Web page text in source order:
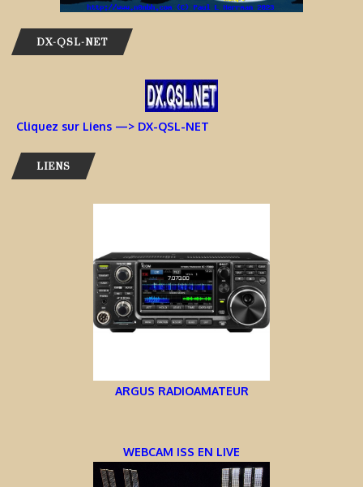
DX-QSL-NET
Cliquez sur Liens —> DX-QSL-NET
LIENS
ARGUS RADIOAMATEUR
WEBCAM ISS EN LIVE